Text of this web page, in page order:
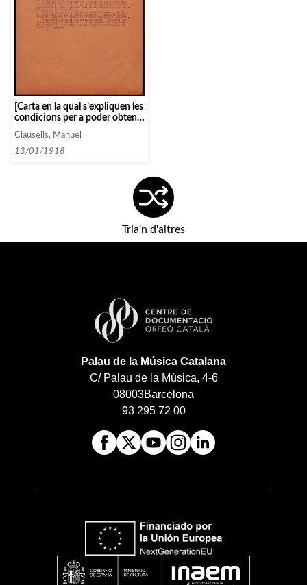
[Carta en la qual s’expliquen les
condicions per a poder obtenir
3 invitacions de dama]
Clausells, Manuel
13/01/1918
Tria'n d'altres
Palau de la Música Catalana
C/ Palau de la Música, 4-6
08003Barcelona
93 295 72 00